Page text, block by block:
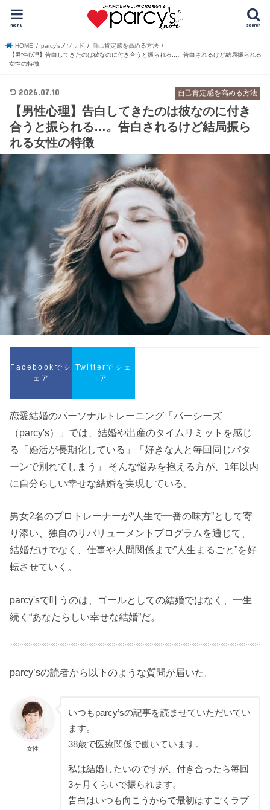
search
menu
HOME parcy’sメソッド
自己肯定感を高める方法
【男性心理】告白してきたのは彼なのに付き合うと振られる...。告白されるけど結局振られる
女性の特徴
自己肯定感を高める方法
2026.07.10
【男性心理】告白してきたのは彼なのに付き
合うと振られる…。告白されるけど結局振ら
れる女性の特徴
Facebookでシ
ェア
Twitterでシェ
ア
恋愛結婚のパーソナルトレーニング「パーシーズ
（parcy's）」では、結婚や出産のタイムリミットを感じ
る「婚活が長期化している」「好きな人と毎回同じパタ
ーンで別れてしまう」 そんな悩みを抱える方が、1年以内
に自分らしい幸せな結婚を実現している。
男女2名のプロトレーナーが“人生で一番の味方”として寄
り添い、独自のリバリューメントプログラムを通じて、
結婚だけでなく、仕事や人間関係まで”人生まるごと”を好
転させていく。
parcy'sで叶うのは、ゴールとしての結婚ではなく、一生
続く“あなたらしい幸せな結婚”だ。
parcy’sの読者から以下のような質問が届いた。
女性
いつもparcy’sの記事を読ませていただいてい
ます。
38歳で医療関係で働いています。
私は結婚したいのですが、付き合ったら毎回
3ヶ月くらいで振られます。
告白はいつも向こうからで最初はすごくラブ